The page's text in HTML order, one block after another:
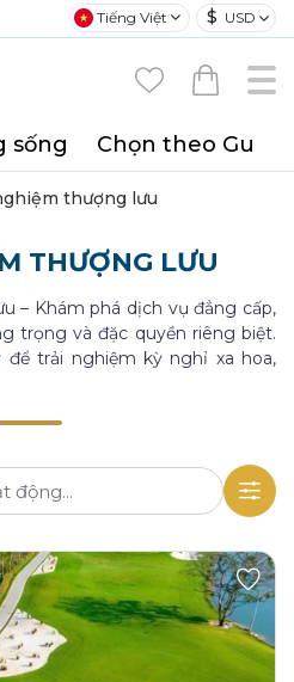
Tiếng Việt $ USD
sống Chọn theo Gu
thượng lưu
THƯỢNG LƯU
– Khám phá dịch vụ đẳng cấp,
trọng và đặc quyền riêng biệt.
trải nghiệm kỳ nghỉ xa hoa,